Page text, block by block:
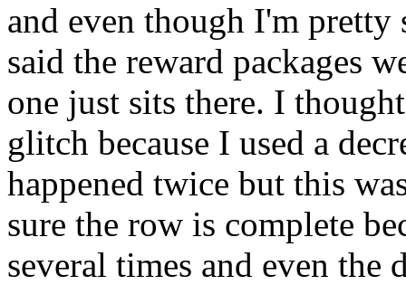
and even though I'm pretty
said the reward packages
one just sits there. I
glitch because I used a
happened twice but this
sure the row is complete
several times and even